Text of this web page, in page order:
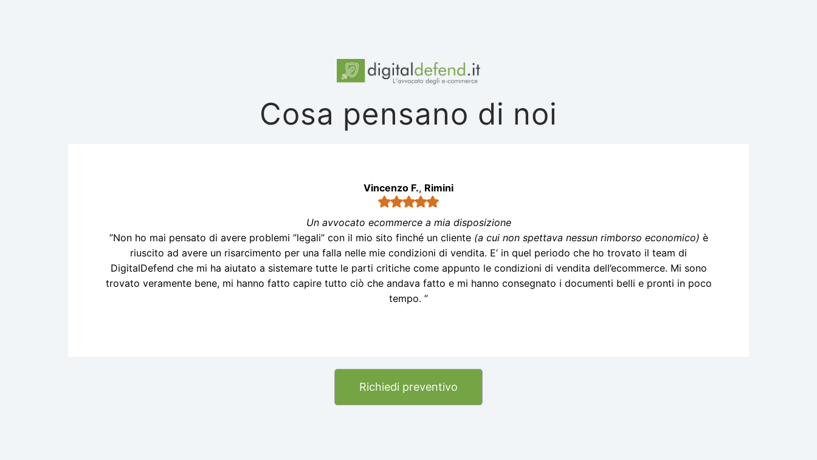
Cosa pensano di noi
Vincenzo F., Rimini
Un avvocato ecommerce a mia disposizione
”Non ho mai pensato di avere problemi ”legali” con il mio sito finché un cliente (a cui non spettava nessun rimborso economico) è
riuscito ad avere un risarcimento per una falla nelle mie condizioni di vendita. E’ in quel periodo che ho trovato il team di
DigitalDefend che mi ha aiutato a sistemare tutte le parti critiche come appunto le condizioni di vendita dell’ecommerce. Mi sono
trovato veramente bene, mi hanno fatto capire tutto ciò che andava fatto e mi hanno consegnato i documenti belli e pronti in poco
tempo. ”
Richiedi preventivo